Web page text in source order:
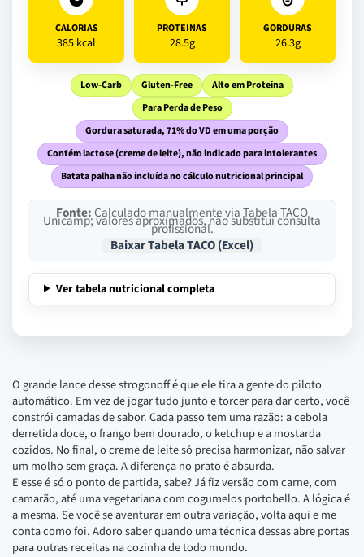
CALORIAS
385 kcal
PROTEINAS
28.5g
GORDURAS
26.3g
Low-Carb Gluten-Free
Alto em Proteína
Para Perda de Peso
Gordura saturada, 71% do VD em uma porção
Contém lactose (creme de leite), não indicado para intolerantes
Batata palha não incluída no cálculo nutricional principal
Fonte:Calculado manualmente via Tabela TACO
Unicamp; valores aproximados, não substitui consulta
profissional.
Baixar Tabela TACO (Excel)
Ver tabela nutricional completa
O grande lance desse strogonoff é que ele tira a gente do piloto
automático. Em vez de jogar tudo junto e torcer para dar certo, você
constrói camadas de sabor. Cada passo tem uma razão: a cebola
derretida doce, o frango bem dourado, o ketchup e a mostarda
cozidos. No final, o creme de leite só precisa harmonizar, não salvar
um molho sem graça. A diferença no prato é absurda.
E esse é só o ponto de partida, sabe? Já fiz versão com carne, com
camarão, até uma vegetariana com cogumelos portobello. A lógica é
a mesma. Se você se aventurar em outra variação, volta aqui e me
conta como foi. Adoro saber quando uma técnica dessas abre portas
para outras receitas na cozinha de todo mundo.